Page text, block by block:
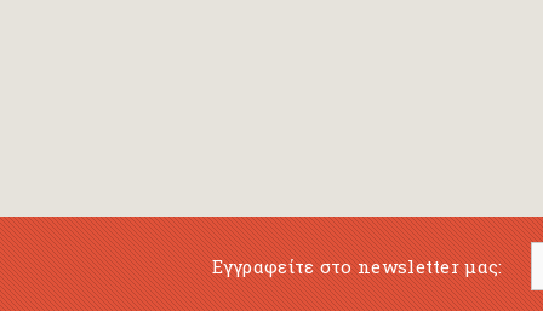
Εγγραφείτε στο newsletter μας: